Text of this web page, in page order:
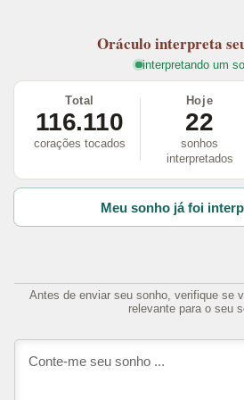
Oráculo interpreta
interpretando um
Total
116.110
corações tocados
Hoje
22
sonhos
interpretados
Meu sonho já foi
Antes de enviar seu sonho, verifique se
relevante para o seu